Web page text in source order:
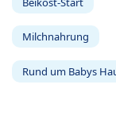
Milchnahrung
Rund um Babys